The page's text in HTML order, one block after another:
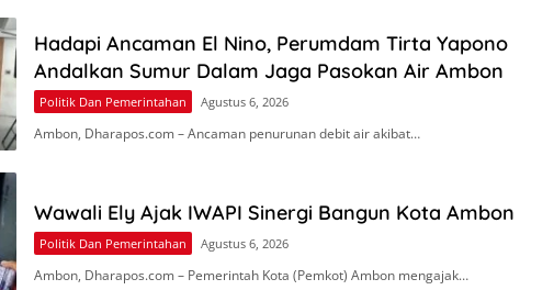
Hadapi Ancaman El Nino, Perumdam Tirta Yapono
Andalkan Sumur Dalam Jaga Pasokan Air Ambon
Politik Dan Pemerintahan Agustus 6, 2026
Ambon, Dharapos.com – Ancaman penurunan debit air akibat…
Wawali Ely Ajak IWAPI Sinergi Bangun Kota Ambon
Politik Dan Pemerintahan Agustus 6, 2026
Ambon, Dharapos.com – Pemerintah Kota (Pemkot) Ambon mengajak…